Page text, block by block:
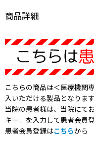
商品詳細
こちらの商品は＜医療機関
入いただける製品となります
当院の患者様は、当院にて
キー」を入力して患者会員
患者会員登録はこちらから